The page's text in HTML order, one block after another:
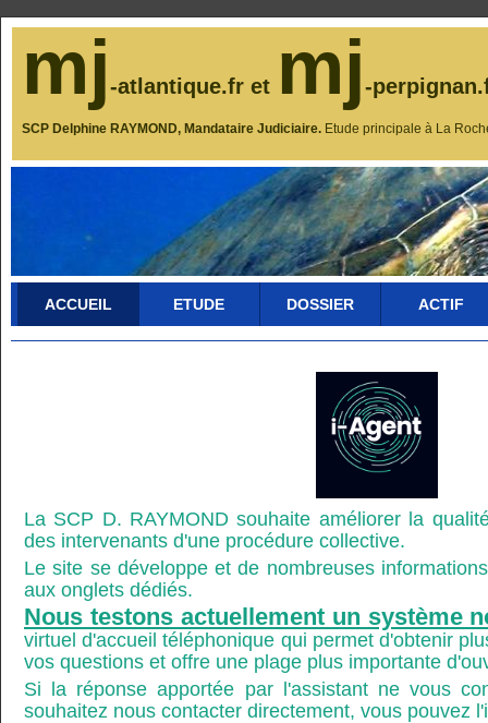
mj-atlantique.fr et mj-
SCP Delphine RAYMOND, Mandataire Judiciaire. Etude principale à La
ACCUEIL ETUDE DOSSIER ACTIF
La SCP D. RAYMOND souhaite améliorer la
des intervenants d'une procédure collective.
Le site se développe et de nombreuses
aux onglets dédiés.
Nous testons actuellement un système
virtuel d'accueil téléphonique qui permet d'obtenir
vos questions et offre une plage plus importante
Si la réponse apportée par l'assistant ne vous
souhaitez nous contacter directement, vous pouvez